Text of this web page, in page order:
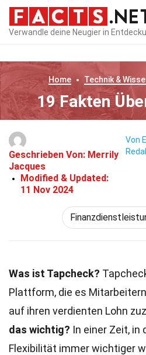
Verwandle deine Neugier in
Home Technik &
19 Fakten
Geschrieben Von: Merrily
Jacques
Modified & Updated:
11 Nov 2024
Von
Was ist Tapcheck?
Plattform, die es
auf ihren verdienten Lohn
das wichtig? In einer Zeit, in
Flexibilität immer wichtiger